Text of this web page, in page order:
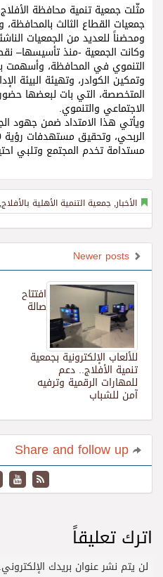
مثّلت جمعية تنمية محافظة
جمعيات القطاع الثالث
ومحضناً للعديد من الجمعيات
وكانت الجمعية -منذ تأسيسها–
التنموي في المحافظة، وأسهمت
وتمكين الكوادر، وتهيئة البيئة
المتخصصة، التي بات لبعضها
الاجتماعي والتنموي.
ويأتي هذا الامتداد ضمن جهود
مستدامة تخدم المجتمع وتلبي
الأخبار, جمعية التنمية الأهلية بالأفلاج,
افتتاح
صالة
للألعاب الإلكترونية بجمعية
تنمية الأفلاج.. دعم
للمهارات الرقمية وترفيه
آمن للشباب
اترك تعليقاً
لن يتم نشر عنوان بريدك الإلكتروني.